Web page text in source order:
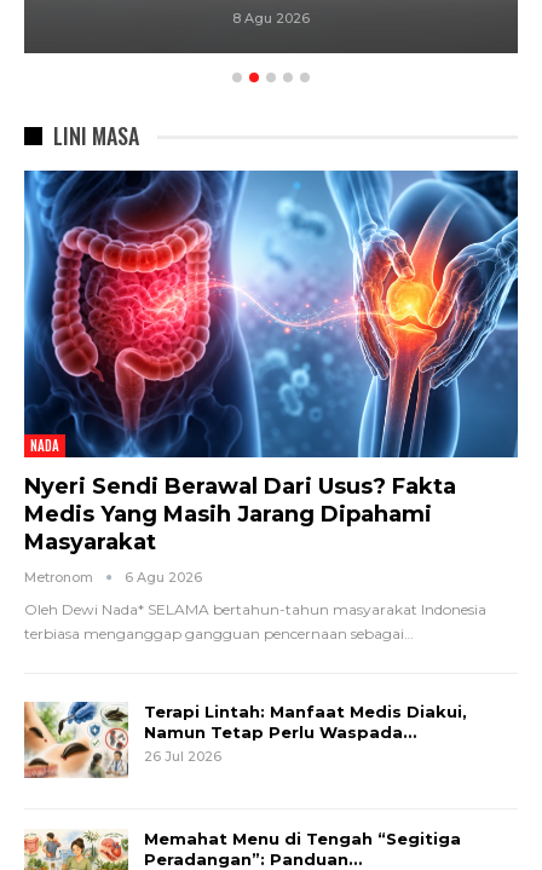
8 Agu 2026
LINI MASA
NADA
Nyeri Sendi Berawal Dari Usus? Fakta
Medis Yang Masih Jarang Dipahami
Masyarakat
Metronom 6 Agu 2026
Oleh Dewi Nada* SELAMA bertahun-tahun masyarakat Indonesia
terbiasa menganggap gangguan pencernaan sebagai
Terapi Lintah: Manfaat Medis Diakui,
Namun Tetap Perlu Waspada…
26 Jul 2026
Memahat Menu di Tengah “Segitiga
Peradangan”: Panduan…